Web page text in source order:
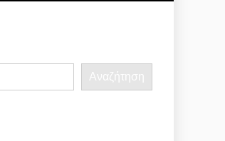
Αναζήτηση